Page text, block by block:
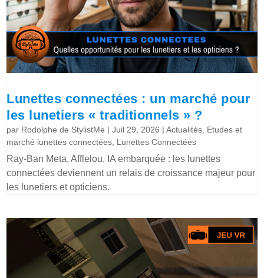
Lunettes connectées : un marché pour
les lunetiers « traditionnels » ?
par Rodolphe de StylistMe |Juil 29, 2026 |Actualités Etudes et
marché lunettes connectées Lunettes Connectées
Ray-Ban Meta, Afflelou, IA embarquée : les lunettes
connectées deviennent un relais de croissance majeur pour
les lunetiers et opticiens.